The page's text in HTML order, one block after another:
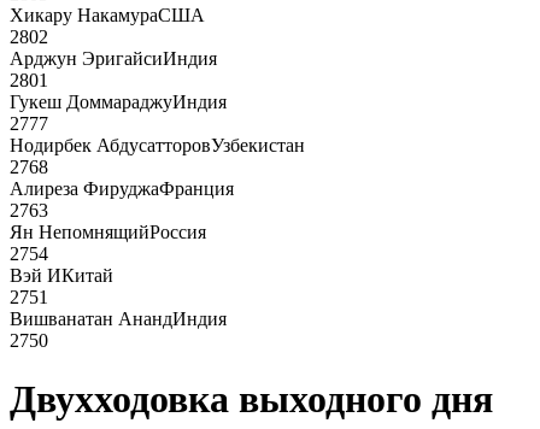
Хикару НакамураСША
2802
Арджун ЭригайсиИндия
2801
Гукеш ДоммараджуИндия
2777
Нодирбек АбдусатторовУзбекистан
2768
Алиреза ФируджаФранция
2763
Ян НепомнящийРоссия
2754
Вэй ИКитай
2751
Вишванатан АнандИндия
2750
Двухходовка выходного дня